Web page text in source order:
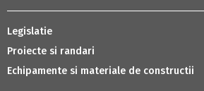
Legislatie
Proiecte si randari
Echipamente si materiale de constructii